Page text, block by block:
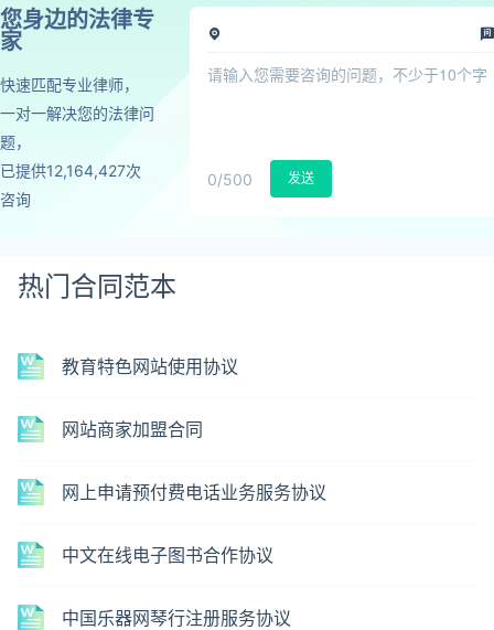
您身边的法律专
家
快速匹配专业律师，
一对一解决您的法律问
题，
已提供12,164,427次
咨询
0/500 发送
热门合同范本
教育特色网站使用协议
网站商家加盟合同
网上申请预付费电话业务服务协议
中文在线电子图书合作协议
中国乐器网琴行注册服务协议